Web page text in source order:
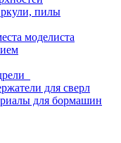
пилы
моделиста
для сверл
для бормашин